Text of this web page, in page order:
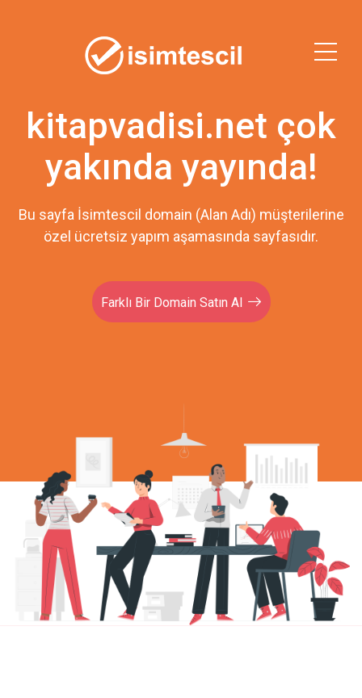
kitapvadisi.net çok
yakında yayında!
Bu sayfa İsimtescil domain (Alan Adı) müşterilerine
özel ücretsiz yapım aşamasında sayfasıdır.
Farklı Bir Domain Satın Al